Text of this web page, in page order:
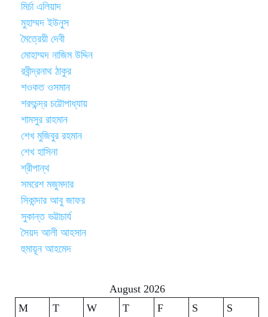
মির্চা এলিয়াদ
মুহাম্মদ ইউনুস
মৈত্রেয়ী দেবী
মোহাম্মদ নাজিম উদ্দিন
রবীন্দ্রনাথ ঠাকুর
শওকত ওসমান
শরৎচন্দ্র চট্টোপাধ্যায়
শামসুর রাহমান
শেখ মুজিবুর রহমান
শেখ হাসিনা
শ্রীপান্থ
সমরেশ মজুমদার
সিকান্দার আবু জাফর
সুকান্ত ভট্টাচার্য
সৈয়দ আলী আহসান
হুমায়ূন আহমেদ
August 2026
M
T W T F S S